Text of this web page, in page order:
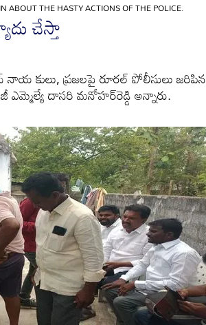
ABOUT THE HASTY ACTIONS OF THE POLICE.
చేస్తా
కులు, ప్రజలపై రూరల్‌ పోలీసులు జరిపిన
ఎమ్మెల్యే దాసరి మనోహర్‌రెడ్డి అన్నారు.